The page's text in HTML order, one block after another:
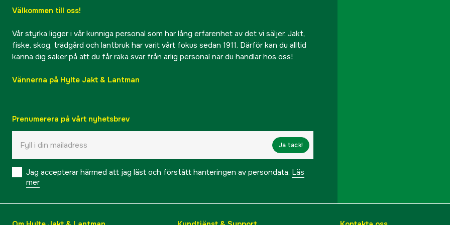
Välkommen till oss!
Vår styrka ligger i vår kunniga personal som har lång erfarenhet av det vi säljer. Jakt,
fiske, skog, trädgård och lantbruk har varit vårt fokus sedan 1911. Därför kan du alltid
känna dig säker på att du får raka svar från ärlig personal när du handlar hos oss!
Vännerna på Hylte Jakt & Lantman
Prenumerera på vårt nyhetsbrev
Ja tack!
Jag accepterar härmed att jag läst och förstått hanteringen av persondata. Läs
mer